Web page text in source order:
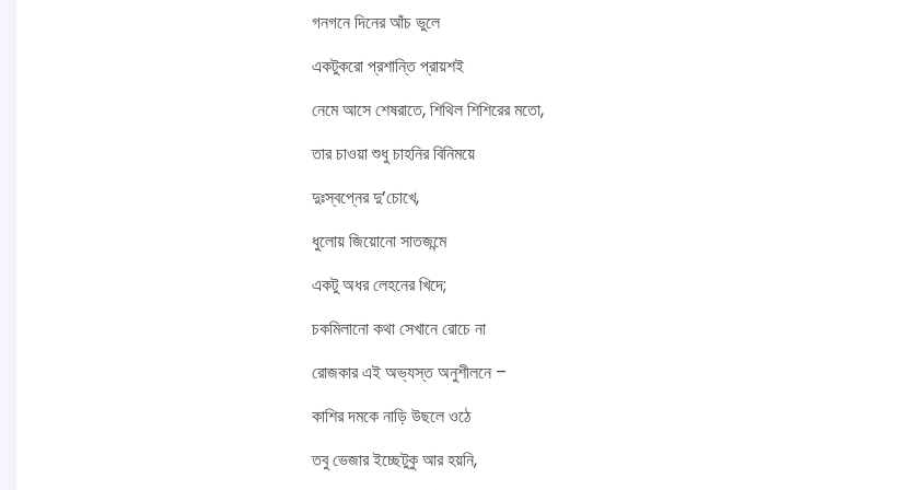
গনগনে দিনের আঁচ ভুলে
একটুকরো প্রশান্তি প্রায়শই
নেমে আসে শেষরাতে, শিথিল শিশিরের মতো,
তার চাওয়া শুধু চাহনির বিনিময়ে
দুঃস্বপ্নের দু’চোখে,
ধুলোয় জিয়োনো সাতজন্মে
একটু অধর লেহনের খিদে;
চকমিলানো কথা সেখানে রোচে না
রোজকার এই অভ্যস্ত অনুশীলনে –
কাশির দমকে নাড়ি উছলে ওঠে
তবু ভেজার ইচ্ছেটুকু আর হয়নি,